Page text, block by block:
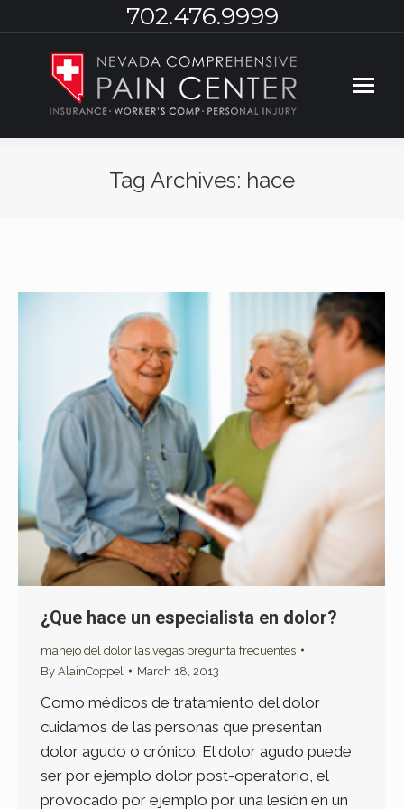
702.476.9999
Tag Archives: hace
¿Que hace un especialista en dolor?
manejo del dolor las vegas pregunta frecuentes
By AlainCoppel March 18, 2013
Como médicos de tratamiento del dolor
cuidamos de las personas que presentan
dolor agudo o crónico. El dolor agudo puede
ser por ejemplo dolor post-operatorio, el
provocado por ejemplo por una lesión en un